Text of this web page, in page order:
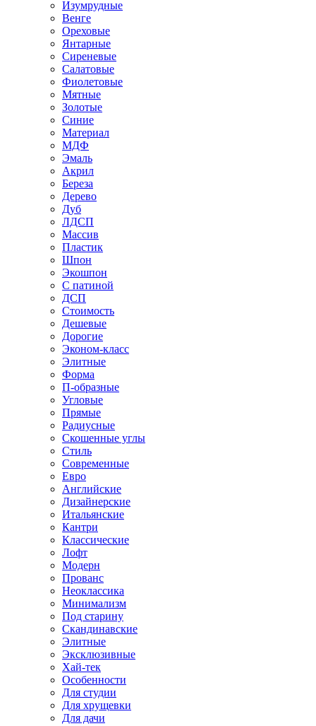
Изумрудные
Венге
Ореховые
Янтарные
Сиреневые
Салатовые
Фиолетовые
Мятные
Золотые
Синие
Материал
МДФ
Эмаль
Акрил
Береза
Дерево
Дуб
ЛДСП
Массив
Пластик
Шпон
Экошпон
С патиной
ДСП
Стоимость
Дешевые
Дорогие
Эконом-класс
Элитные
Форма
П-образные
Угловые
Прямые
Радиусные
Скошенные углы
Стиль
Современные
Евро
Английские
Дизайнерские
Итальянские
Кантри
Классические
Лофт
Модерн
Прованс
Неоклассика
Минимализм
Под старину
Скандинавские
Элитные
Эксклюзивные
Хай-тек
Особенности
Для студии
Для хрущевки
Для дачи